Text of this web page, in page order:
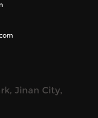
Jinan City,